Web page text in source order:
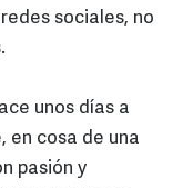
sociales, no
unos días a
en cosa de una
pasión y